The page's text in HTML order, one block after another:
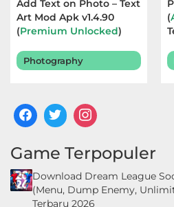
Add Text on Photo – Text
Art Mod Apk v1.4.90
(Premium Unlocked)
Photography
(
Game Terpopuler
Download Dream League
(Menu, Dump Enemy,
Terbaru 2026